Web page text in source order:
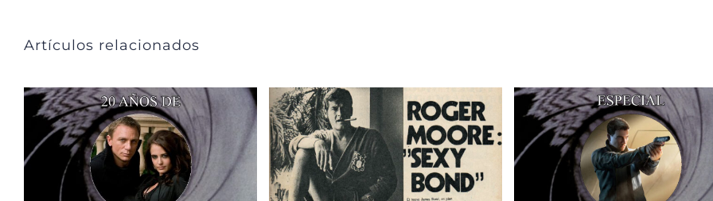
Artículos relacionados